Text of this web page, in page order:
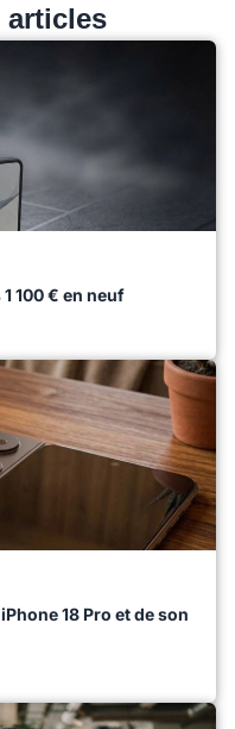
articles
100 € en neuf
18 Pro et de son